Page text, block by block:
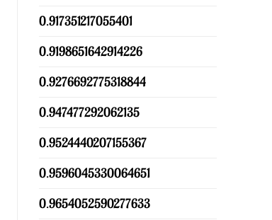
0.917351217055401
0.9198651642914226
0.9276692775318844
0.947477292062135
0.9524440207155367
0.9596045330064651
0.9654052590277633